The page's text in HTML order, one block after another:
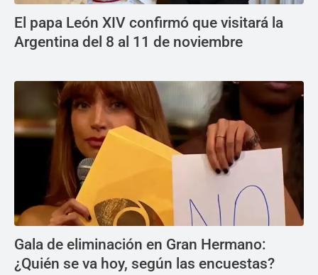
El papa León XIV confirmó que visitará la
Argentina del 8 al 11 de noviembre
Gala de eliminación en Gran Hermano:
¿Quién se va hoy, según las encuestas?